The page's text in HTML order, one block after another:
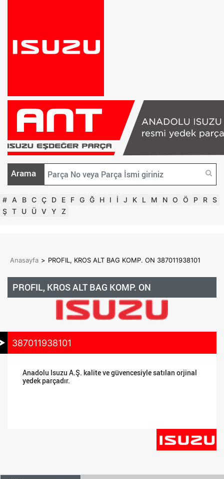
Arama
# A B C Ç D E F G Ğ H I İ J K L M N O Ö P R S
Ş T U Ü V Y Z
Anasayfa > PROFIL, KROS ALT BAG KOMP. ON 387011938101
PROFIL, KROS ALT BAG KOMP. ON
387011938101
Anadolu Isuzu A.Ş. kalite ve güvencesiyle satılan orjinal
yedek parçadır.